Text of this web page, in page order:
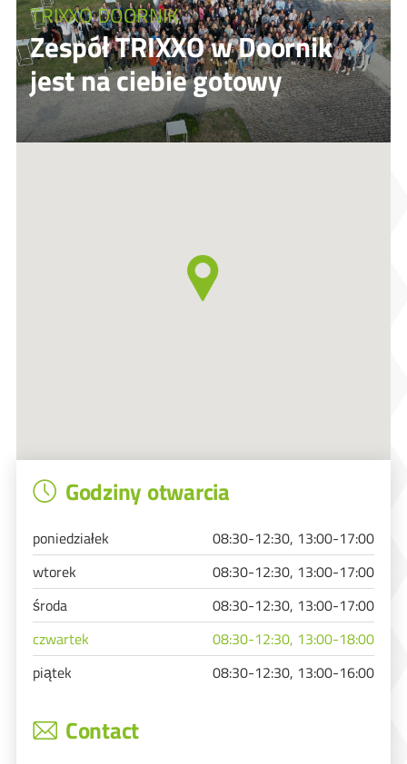
TRIXXO DOORNIK
Zespół TRIXXO w Doornik
jest na ciebie gotowy
Godziny otwarcia
poniedziałek
08:30-12:30, 13:00-17:00
wtorek
08:30-12:30, 13:00-17:00
środa
08:30-12:30, 13:00-17:00
czwartek
08:30-12:30, 13:00-18:00
piątek
08:30-12:30, 13:00-16:00
Contact